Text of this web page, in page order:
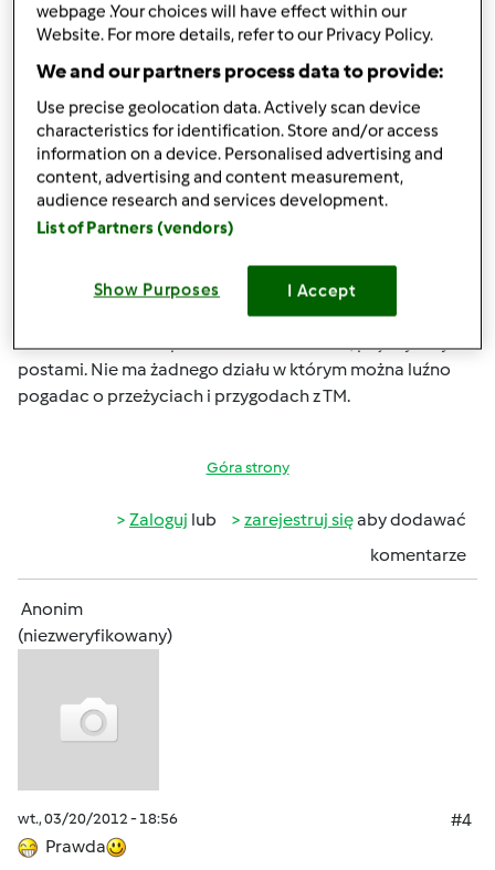
winignam
(niezweryfikowany)
Wow. dałaś czadu Weronica.
Ja też jestem nowa i zauważyłam to samo co ty- nikt tu ze
soba nie rozmawia poza kilkoma osobami, pojedynczymi
postami. Nie ma żadnego działu w którym można luźno
pogadac o przeżyciach i przygodach z TM.
Góra strony
Zaloguj lub zarejestruj sięaby dodawać
komentarze
Anonim
(niezweryfikowany)
wt., 03/20/2012 - 18:56
#4
Prawda
webpage .Your choices will have effect within our
Website. For more details, refer to our Privacy Policy.
We and our partners process data to provide:
Use precise geolocation data. Actively scan device
characteristics for identification. Store and/or access
information on a device. Personalised advertising and
content, advertising and content measurement,
audience research and services development.
List of Partners (vendors)
Show Purposes I Accept